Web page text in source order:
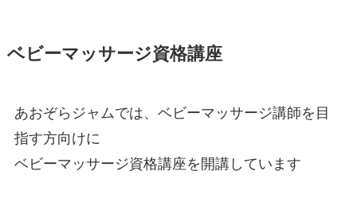
ベビーマッサージ資格講座
あおぞらジャムでは、ベビーマッサージ講師を目
指す方向けに
ベビーマッサージ資格講座を開講しています